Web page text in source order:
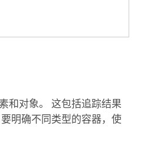
和对象。 这包括追踪结果
明确不同类型的容器，使